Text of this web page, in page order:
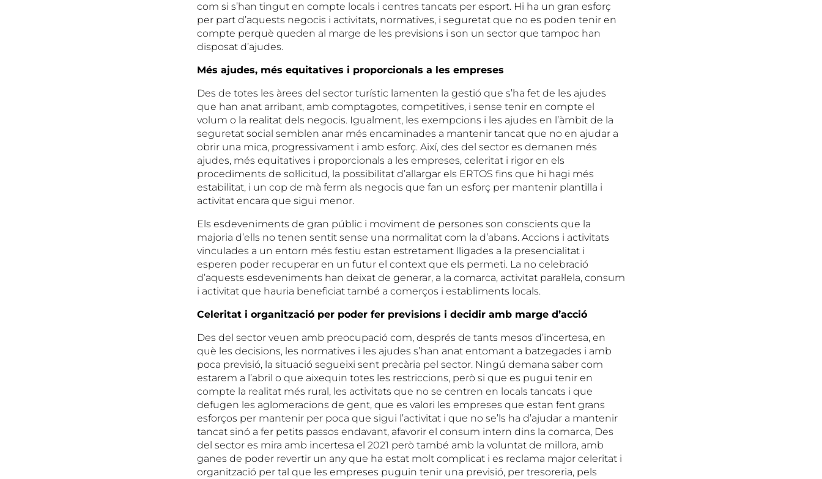
com si s’han tingut en compte locals i centres tancats per esport. Hi ha un gran esforç
per part d’aquests negocis i activitats, normatives, i seguretat que no es poden tenir en
compte perquè queden al marge de les previsions i son un sector que tampoc han
disposat d’ajudes.
Més ajudes, més equitatives i proporcionals a les empreses
Des de totes les àrees del sector turístic lamenten la gestió que s’ha fet de les ajudes
que han anat arribant, amb comptagotes, competitives, i sense tenir en compte el
volum o la realitat dels negocis. Igualment, les exempcions i les ajudes en l’àmbit de la
seguretat social semblen anar més encaminades a mantenir tancat que no en ajudar a
obrir una mica, progressivament i amb esforç. Així, des del sector es demanen més
ajudes, més equitatives i proporcionals a les empreses, celeritat i rigor en els
procediments de sol·licitud, la possibilitat d’allargar els ERTOS fins que hi hagi més
estabilitat, i un cop de mà ferm als negocis que fan un esforç per mantenir plantilla i
activitat encara que sigui menor.
Els esdeveniments de gran públic i moviment de persones son conscients que la
majoria d’ells no tenen sentit sense una normalitat com la d’abans. Accions i activitats
vinculades a un entorn més festiu estan estretament lligades a la presencialitat i
esperen poder recuperar en un futur el context que els permeti. La no celebració
d’aquests esdeveniments han deixat de generar, a la comarca, activitat paral·lela, consum
i activitat que hauria beneficiat també a comerços i establiments locals.
Celeritat i organització per poder fer previsions i decidir amb marge d’acció
Des del sector veuen amb preocupació com, després de tants mesos d’incertesa, en
què les decisions, les normatives i les ajudes s’han anat entomant a batzegades i amb
poca previsió, la situació segueixi sent precària pel sector. Ningú demana saber com
estarem a l’abril o que aixequin totes les restriccions, però si que es pugui tenir en
compte la realitat més rural, les activitats que no se centren en locals tancats i que
defugen les aglomeracions de gent, que es valori les empreses que estan fent grans
esforços per mantenir per poca que sigui l’activitat i que no se’ls ha d’ajudar a mantenir
tancat sinó a fer petits passos endavant, afavorir el consum intern dins la comarca, Des
del sector es mira amb incertesa el 2021 però també amb la voluntat de millora, amb
ganes de poder revertir un any que ha estat molt complicat i es reclama major celeritat i
organització per tal que les empreses puguin tenir una previsió, per tresoreria, pels